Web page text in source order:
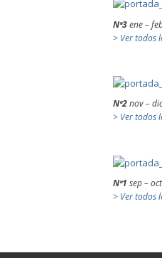
Nº3ene –
> Ver todos
Nº2nov –
> Ver todos
Nº1 sep –
> Ver todos